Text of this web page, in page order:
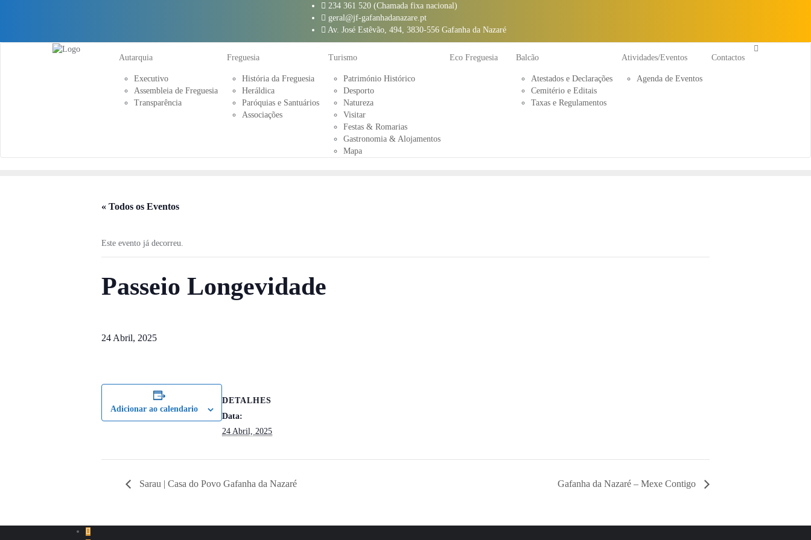
234 361 520 (Chamada fixa nacional)
geral@jf-gafanhadanazare.pt
Av. José Estêvão, 494, 3830-556 Gafanha da Nazaré
Autarquia
Executivo
Assembleia de Freguesia
Transparência
Freguesia
História da Freguesia
Heráldica
Paróquias e Santuários
Associações
Turismo
Património Histórico
Desporto
Natureza
Visitar
Festas & Romarias
Gastronomia & Alojamentos
Mapa
Eco Freguesia Balcão
Atestados e Declarações
Cemitério e Editais
Taxas e Regulamentos
Atividades/Eventos
Agenda de Eventos
Contactos
« Todos os Eventos
Este evento já decorreu.
Passeio Longevidade
24 Abril, 2025
Adicionar ao calendario
DETALHES
Data:
24 Abril, 2025
Sarau | Casa do Povo Gafanha da Nazaré Gafanha da Nazaré – Mexe Contigo